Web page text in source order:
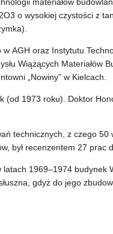
o wysokiej czystości z
w AGH oraz Instytutu
Wiążących Materiałów
„Nowiny” w Kielcach.
(od 1973 roku). Doktor
technicznych, z czego
był recenzentem 27 prac
1969–1974 budynek
gdyż do jego